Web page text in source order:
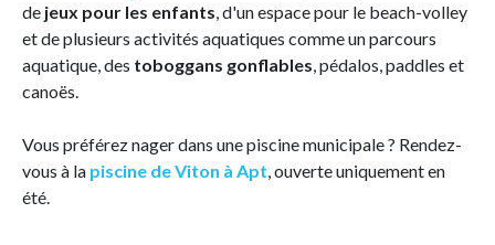
de jeux pour les enfants, d'un espace pour le beach-volley
et de plusieurs activités aquatiques comme un parcours
aquatique, des toboggans gonflables, pédalos, paddles et
canoës.
Vous préférez nager dans une piscine municipale ? Rendez-
vous à la piscine de Viton à Apt, ouverte uniquement en
été.